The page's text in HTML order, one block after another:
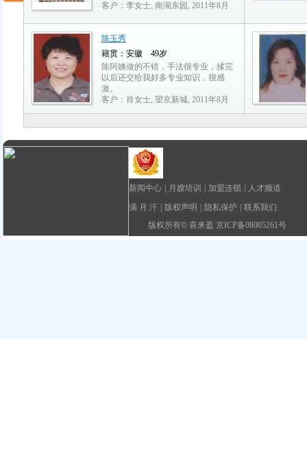
客户：李女士, 南湖东园, 2011年8月
陈玉秀
籍贯：安徽 49岁
陈阿姨做的不错，手法很专业，揉完
以后还交给我好多专业知识，很感
激。
客户：肖女士, 望京新城, 2011年8月
新闻中心 月嫂培训 加盟连锁
人才频道
满 月 汗
版权声明 隐私保护
联系我们
版权所有© 喜来盈 京ICP备08005261号